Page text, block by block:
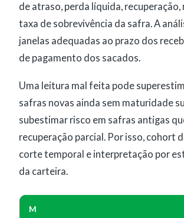
de atraso, perda líquida, recuperação,
taxa de sobrevivência da safra. A
janelas adequadas ao prazo dos
de pagamento dos sacados.
Uma leitura mal feita pode
safras novas ainda sem maturidade
subestimar risco em safras antigas
recuperação parcial. Por isso, cohort
corte temporal e interpretação por
da carteira.
M